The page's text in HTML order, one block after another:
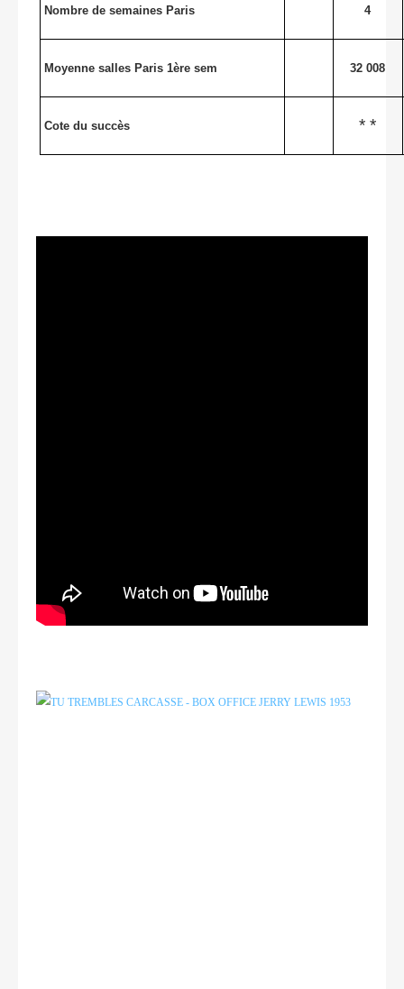
Nombre de semaines Paris 4
Moyenne salles Paris 1ère sem 32 008
Cote du succès * *